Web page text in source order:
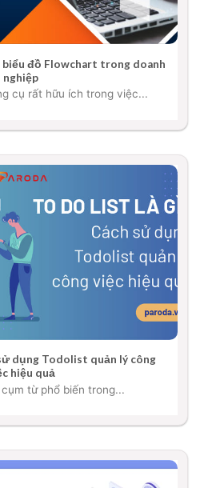
biểu đồ Flowchart trong doanh
nghiệp
cụ rất hữu ích trong việc...
dụng Todolist quản lý công
hiệu quả
từ phổ biến trong...